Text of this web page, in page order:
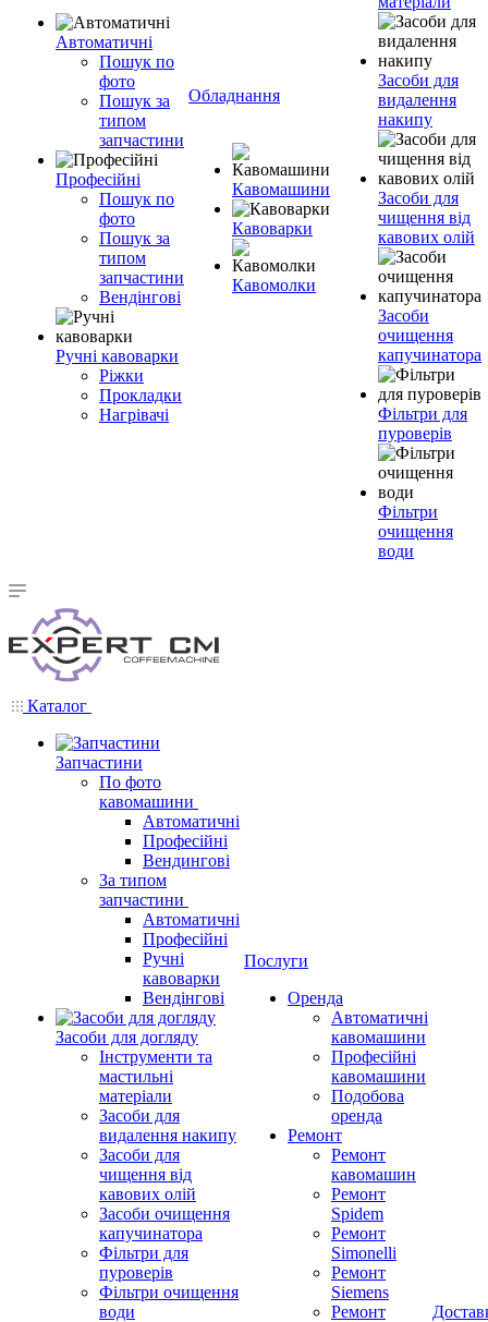
Автоматичні
Пошук по
фото
Пошук за
типом
запчастини
Професійні
Пошук по
фото
Пошук за
типом
запчастини
Вендінгові
Ручні кавоварки
Ріжки
Прокладки
Нагрівачі
Обладнання
Кавомашини
Кавоварки
Кавомолки
Засоби для
видалення
накипу
Засоби для
чищення від
кавових олій
Засоби
очищення
капучинатора
Фільтри для
пуроверів
Фільтри
очищення
води
Каталог
Запчастини
По фото
кавомашини
Автоматичні
Професійні
Вендингові
За типом
запчастини
Автоматичні
Професійні
Ручні
кавоварки
Вендінгові
Засоби для догляду
Інструменти та
мастильні
матеріали
Засоби для
видалення накипу
Засоби для
чищення від
кавових олій
Засоби очищення
капучинатора
Фільтри для
пуроверів
Фільтри очищення
води
Послуги
Оренда
Автоматичні
кавомашини
Професійні
кавомашини
Подобова
оренда
Ремонт
Ремонт
кавомашин
Ремонт
Spidem
Ремонт
Simonelli
Ремонт
Siemens
Ремонт